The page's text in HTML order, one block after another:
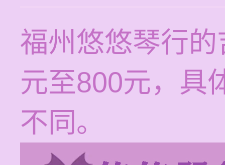
福州悠悠琴行
元至800元，具
不同。